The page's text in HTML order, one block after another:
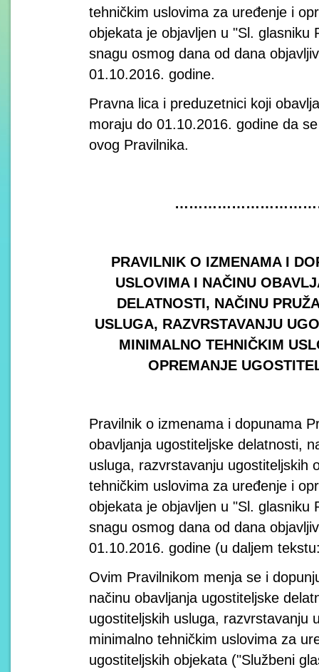
tehničkim uslovima za uređenje i
objekata je objavljen u "Sl. glasniku
snagu osmog dana od dana
01.10.2016. godine.
Pravna lica i preduzetnici koji
moraju do 01.10.2016. godine da
ovog Pravilnika.
PRAVILNIK O IZMENAMA I
USLOVIMA I NAČINU
DELATNOSTI, NAČINU
USLUGA, RAZVRSTAVANJU
MINIMALNO TEHNIČKIM
OPREMANJE
Pravilnik o izmenama i dopunama
obavljanja ugostiteljske delatnosti,
usluga, razvrstavanju ugostiteljskih
tehničkim uslovima za uređenje i
objekata je objavljen u "Sl. glasniku
snagu osmog dana od dana
01.10.2016. godine (u daljem
Ovim Pravilnikom menja se i
načinu obavljanja ugostiteljske
ugostiteljskih usluga, razvrstavanju
minimalno tehničkim uslovima za
ugostiteljskih objekata ("Službeni